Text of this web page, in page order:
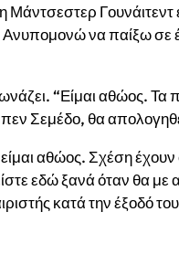
Γουνάιτεντ
Ανυπομονώ να παίξω σε
“Είμαι αθώος. Τα
Σεμέδο, θα
αθώος. Σχέση έχουν
εδώ ξανά όταν θα
κατά την έξοδό